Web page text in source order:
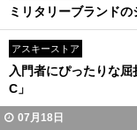
ミリタリーブランド
アスキーストア
入門者にぴったりな
C」
07月18日